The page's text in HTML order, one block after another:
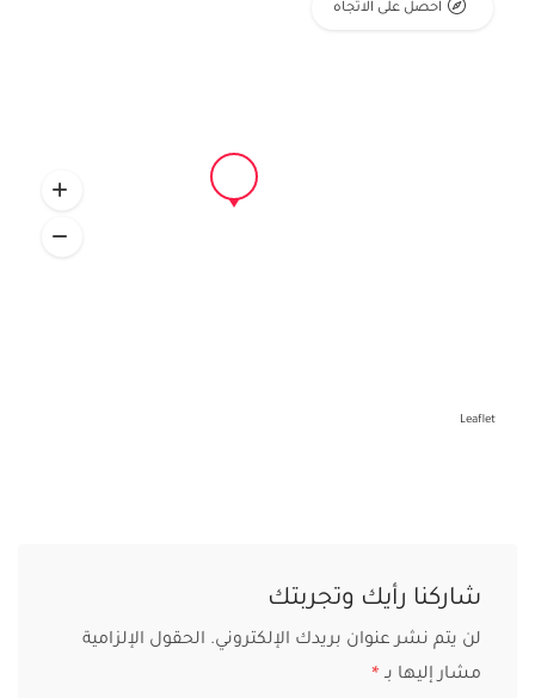
Leaflet
احصل على الاتجاه
شاركنا رأيك وتجربتك
لن يتم نشر عنوان بريدك الإلكتروني. الحقول الإلزامية
مشار إليها بـ *